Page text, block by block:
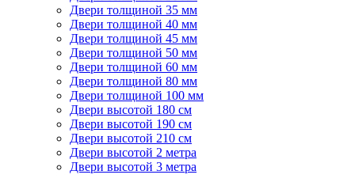
Двери толщиной 35 мм
Двери толщиной 40 мм
Двери толщиной 45 мм
Двери толщиной 50 мм
Двери толщиной 60 мм
Двери толщиной 80 мм
Двери толщиной 100 мм
Двери высотой 180 см
Двери высотой 190 см
Двери высотой 210 см
Двери высотой 2 метра
Двери высотой 3 метра